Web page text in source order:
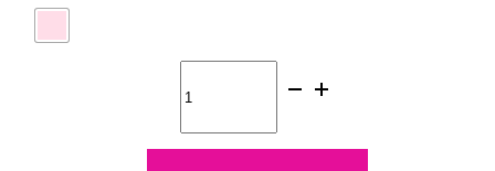
Sukienka
TIFFANI